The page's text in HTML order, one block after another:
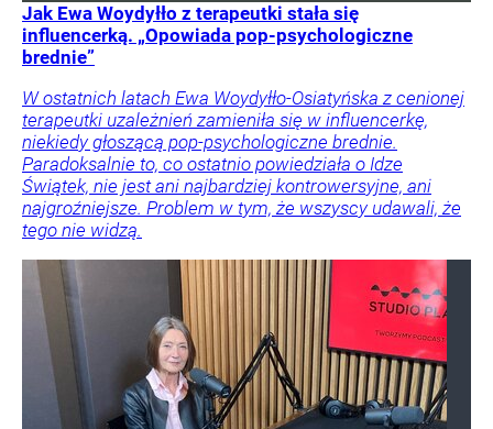
Jak Ewa Woydyłło z terapeutki stała się
influencerką. „Opowiada pop-psychologiczne
brednie”
W ostatnich latach Ewa Woydyłło-Osiatyńska z cenionej
terapeutki uzależnień zamieniła się w influencerkę,
niekiedy głoszącą pop-psychologiczne brednie.
Paradoksalnie to, co ostatnio powiedziała o Idze
Świątek, nie jest ani najbardziej kontrowersyjne, ani
najgroźniejsze. Problem w tym, że wszyscy udawali, że
tego nie widzą.